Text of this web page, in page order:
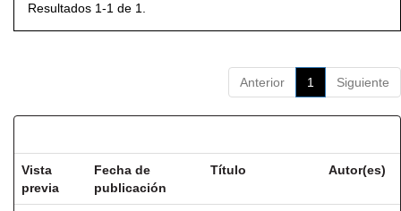
Resultados 1-1 de 1.
Anterior 1 Siguiente
Vista
previa
Fecha de
publicación
Título Autor(es)